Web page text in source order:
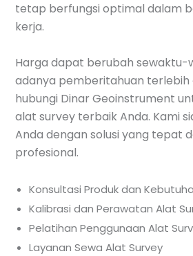
tetap berfungsi optimal dalam
kerja.
Harga dapat berubah sewaktu-
adanya pemberitahuan terlebih
hubungi Dinar Geoinstrument
alat survey terbaik Anda. Kami
Anda dengan solusi yang tepat
profesional.
Konsultasi Produk dan
Kalibrasi dan Perawatan Alat
Pelatihan Penggunaan Alat
Layanan Sewa Alat Survey